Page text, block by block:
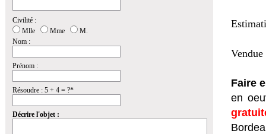
Civilité :
Mlle
Mme
M.
Nom :
Prénom :
Résoudre : 5 + 4 = ?*
Décrire l'objet :
Faire
en